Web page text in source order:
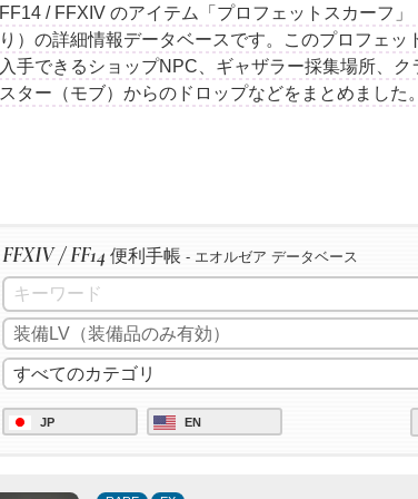
FF14 / FFXIV のアイテム「プロフェットスカーフ
り）の詳細情報データベースです。このプロフェッ
入手できるショップNPC、ギャザラー採集場所、
スター（モブ）からのドロップなどをまとめました。
FFXIV / FF14 便利手帳 - エオルゼア データベース
JP EN